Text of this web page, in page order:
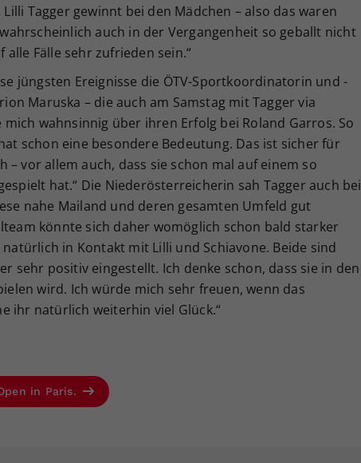
Tagger gewinnt bei den Mädchen – also das waren
auch in der Vergangenheit so geballt nicht
alle Fälle sehr zufrieden sein.“
jüngsten Ereignisse die ÖTV-Sportkoordinatorin und -
Maruska – die auch am Samstag mit Tagger via
wahnsinnig über ihren Erfolg bei Roland Garros. So
schon eine besondere Bedeutung. Das ist sicher für
vor allem auch, dass sie schon mal auf einem so
hat.“ Die Niederösterreicherin sah Tagger auch bei
nahe Mailand und deren gesamten Umfeld gut
könnte sich daher womöglich schon bald starker
in Kontakt mit Lilli und Schiavone. Beide sind
sehr positiv eingestellt. Ich denke schon, dass sie in den
wird. Ich würde mich sehr freuen, wenn das
ihr natürlich weiterhin viel Glück.“
in Paris.